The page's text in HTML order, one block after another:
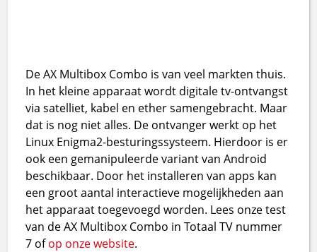
De AX Multibox Combo is van veel markten thuis.
In het kleine apparaat wordt digitale tv-ontvangst
via satelliet, kabel en ether samengebracht. Maar
dat is nog niet alles. De ontvanger werkt op het
Linux Enigma2-besturingssysteem. Hierdoor is er
ook een gemanipuleerde variant van Android
beschikbaar. Door het installeren van apps kan
een groot aantal interactieve mogelijkheden aan
het apparaat toegevoegd worden. Lees onze test
van de AX Multibox Combo in Totaal TV nummer
7 ofop onze website.